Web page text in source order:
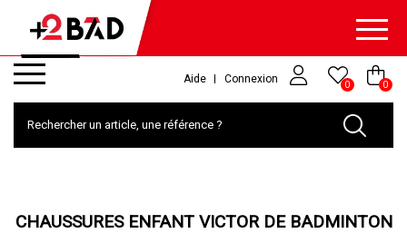
Aide Connexion 0 0
CHAUSSURES ENFANT VICTOR DE BADMINTON